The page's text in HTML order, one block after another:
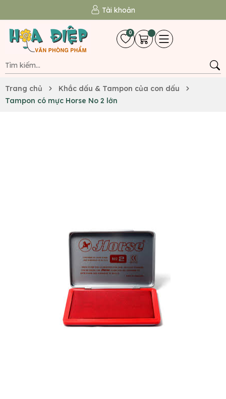
Tài khoản
0
Trang chủ
Khắc dấu & Tampon của con dấu
Tampon có mực Horse No 2 lớn